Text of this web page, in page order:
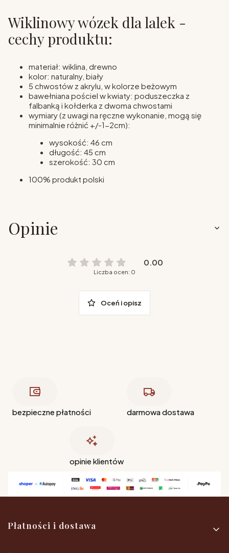
Wiklinowy wózek dla lalek -
cechy produktu:
materiał: wiklina, drewno
kolor: naturalny, biały
5 chwostów z akrylu, w kolorze beżowym
bawełniana pościel w kwiaty: poduszeczka z
falbanką i kołderka z dwoma chwostami
wymiary (z uwagi na ręczne wykonanie, mogą się
minimalnie różnić +/-1-2cm):
wysokość: 46 cm
długość: 45 cm
szerokość: 30 cm
100% produkt polski
Opinie
0.00
Liczba ocen: 0
Oceń i opisz
bezpieczne płatności darmowa dostawa
opinie klientów
Linki w stopce
Płatności i dostawa